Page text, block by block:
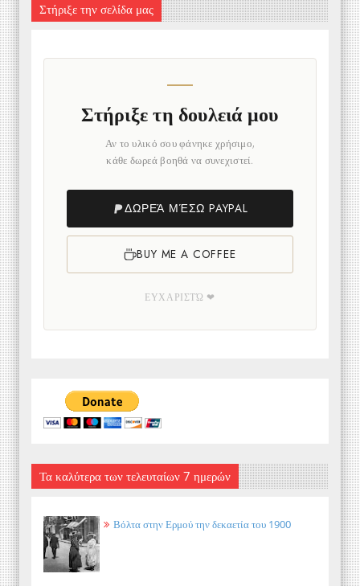
Στήριξε την σελίδα μας
Στήριξε τη δουλειά μου
Αν το υλικό σου φάνηκε χρήσιμο,
κάθε δωρεά βοηθά να συνεχιστεί.
ΔΩΡΕΆ ΜΈΣΩ PAYPAL
BUY ME A COFFEE
ΕΥΧΑΡΙΣΤΏ ❤
Τα καλύτερα των τελευταίων 7 ημερών
Βόλτα στην Ερμού την δεκαετία του 1900